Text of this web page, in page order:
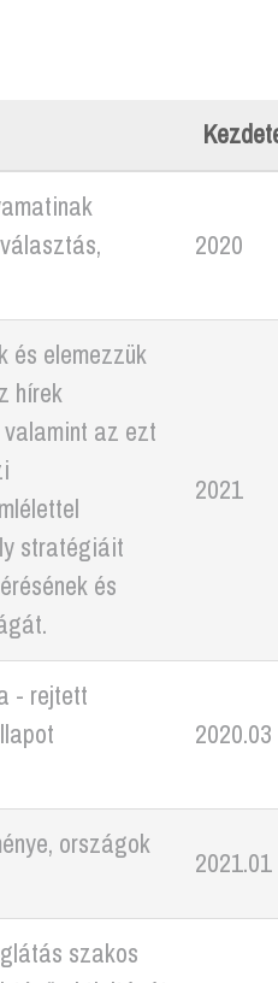
2020
és elemezzük
hírek
az ezt
stratégiáit
és
2021
- rejtett
2020.03
országok
2021.01
szakos